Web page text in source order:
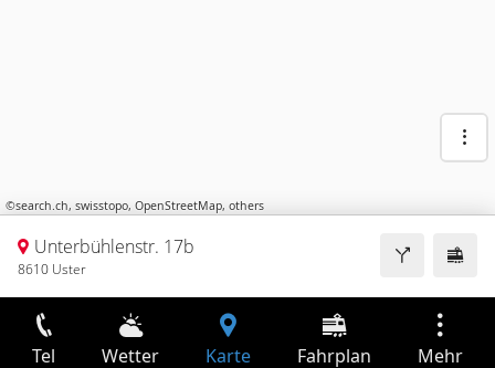
©search.ch, swisstopo, OpenStreetMap, others
Unterbühlenstr. 17b
8610 Uster
Tel Wetter Karte Fahrplan Mehr